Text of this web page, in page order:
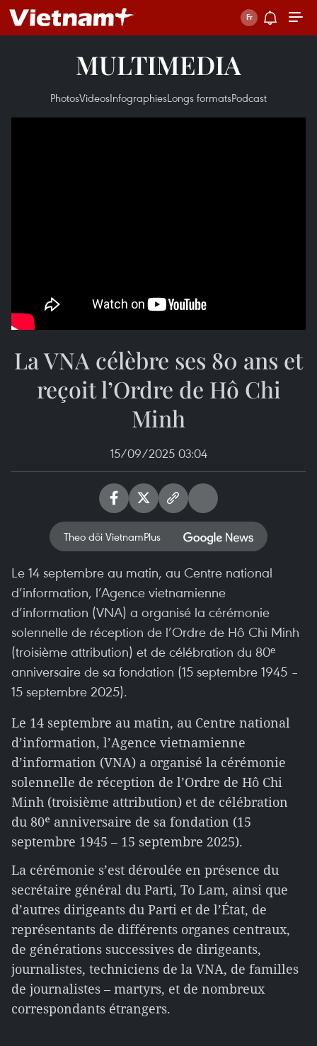
MULTIMEDIA
PhotosVideosInfographiesLongs formatsPodcast
La VNA célèbre ses 80 ans et
reçoit l’Ordre de Hô Chi
Minh
15/09/2025 03:04
Theo dõi VietnamPlus
Le 14 septembre au matin, au Centre national
d’information, l’Agence vietnamienne
d’information (VNA) a organisé la cérémonie
solennelle de réception de l’Ordre de Hô Chi Minh
(troisième attribution) et de célébration du 80ᵉ
anniversaire de sa fondation (15 septembre 1945 –
15 septembre 2025).
Le 14 septembre au matin, au Centre national
d’information, l’Agence vietnamienne
d’information (VNA) a organisé la cérémonie
solennelle de réception de l’Ordre de Hô Chi
Minh (troisième attribution) et de célébration
du 80ᵉ anniversaire de sa fondation (15
septembre 1945 – 15 septembre 2025).
La cérémonie s’est déroulée en présence du
secrétaire général du Parti, To Lam, ainsi que
d’autres dirigeants du Parti et de l’État, de
représentants de différents organes centraux,
de générations successives de dirigeants,
journalistes, techniciens de la VNA, de familles
de journalistes – martyrs, et de nombreux
correspondants étrangers.